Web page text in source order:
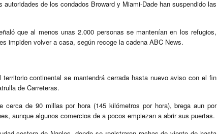
de los condados Broward y Miami-Dade han suspendido las
que al menos unas 2.000 personas se mantenían en los refugios,
impiden volver a casa, según recoge la cadena ABC News.
continental se mantendrá cerrada hasta nuevo aviso con el fin
de Carreteras.
de 90 millas por hora (145 kilómetros por hora), brega aun por
aunque algunos comercios de a pocos empiezan a abrir sus puertas.